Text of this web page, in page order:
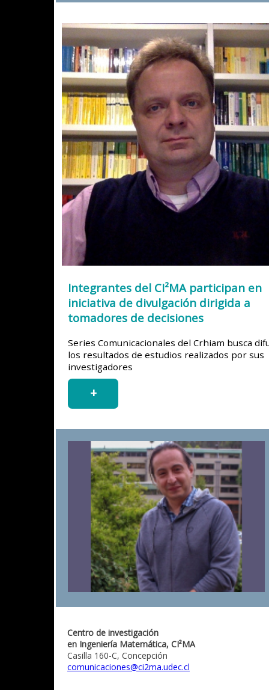
Integrantes del CI²MA participan en
iniciativa de divulgación dirigida a
tomadores de decisiones
Series Comunicacionales del Crhiam busca
los resultados de estudios realizados por sus
investigadores
+
Centro de investigación
en Ingeniería Matemática, CI²MA
Casilla 160-C, Concepción
comunicaciones@ci2ma.udec.cl